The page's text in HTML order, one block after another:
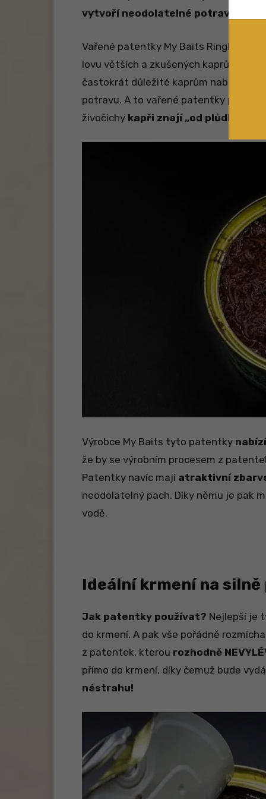
vytvoří neodolatelné potravní
Vařené patentky My Baits RingPull
lovu větších a zkušených kaprů.
častokrát důležité kaprům nabídnout
potravu. A to vařené patentky
živočichy kapři znají „od plůdku“
Výrobce My Baits tyto patentky
že by se výrobním procesem z
Patentky navíc mají atraktivní
neodolatelný pach. Díky němu je pak
vodě.
Ideální krmení na
Jak patentky používat? Nejlepší je
do krmení. A pak vše pořádně
z patentek, kterou rozhodně
přímo do krmení, díky čemuž bude
nástrahu!